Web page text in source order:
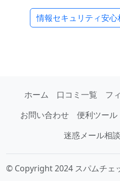
情報セキュリティ安心
ホーム 口コミ一覧 フ
お問い合わせ
便利ツール
迷惑メール相
© Copyright 2024 スパムチェ